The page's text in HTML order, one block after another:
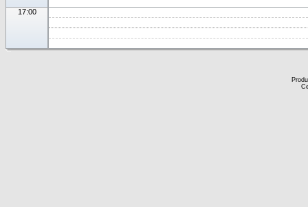
17:00